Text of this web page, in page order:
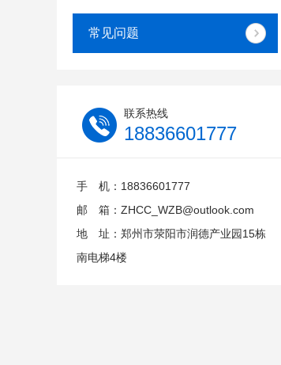
常见问题
联系热线
18836601777
手 机：18836601777
邮 箱：ZHCC_WZB@outlook.com
地 址：郑州市荥阳市润德产业园15栋
南电梯4楼